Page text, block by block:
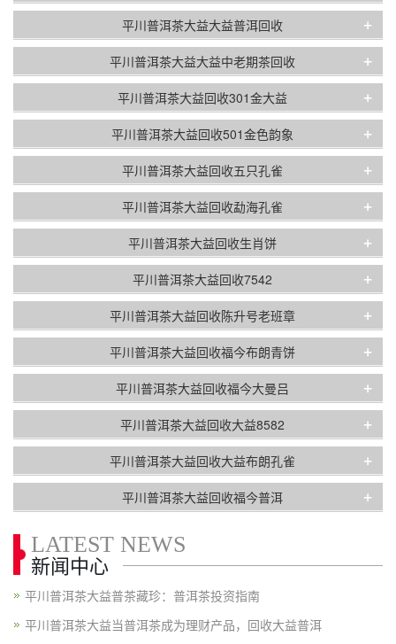
平川普洱茶大益大益普洱回收 +
平川普洱茶大益大益中老期茶回收 +
平川普洱茶大益回收301金大益 +
平川普洱茶大益回收501金色韵象 +
平川普洱茶大益回收五只孔雀 +
平川普洱茶大益回收勐海孔雀 +
平川普洱茶大益回收生肖饼 +
平川普洱茶大益回收7542 +
平川普洱茶大益回收陈升号老班章 +
平川普洱茶大益回收福今布朗青饼 +
平川普洱茶大益回收福今大曼吕 +
平川普洱茶大益回收大益8582 +
平川普洱茶大益回收大益布朗孔雀 +
平川普洱茶大益回收福今普洱 +
LATEST NEWS
新闻中心
平川普洱茶大益普茶藏珍：普洱茶投资指南
平川普洱茶大益当普洱茶成为理财产品，回收大益普洱